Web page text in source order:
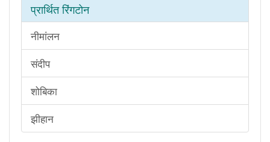
प्रार्थित रिंगटोन
नीमांलन
संदीप
शोबिका
झीहान